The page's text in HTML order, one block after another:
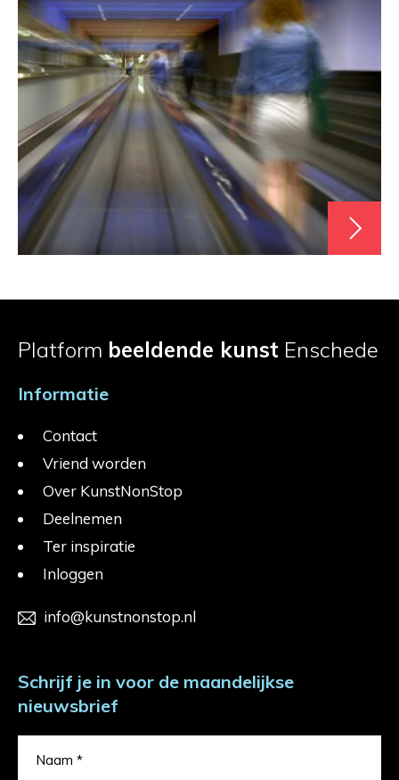
Platform beeldende kunst Enschede
Informatie
Contact
Vriend worden
Over KunstNonStop
Deelnemen
Ter inspiratie
Inloggen
info@kunstnonstop.nl
Schrijf je in voor de maandelijkse
nieuwsbrief